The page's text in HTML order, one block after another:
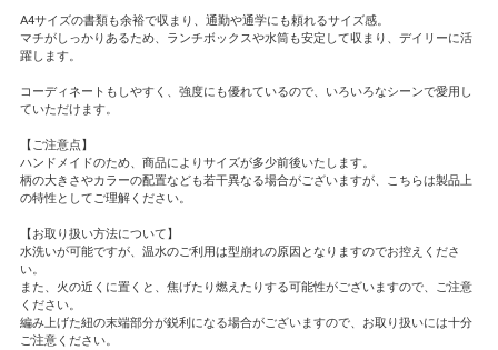
A4サイズの書類も余裕で収まり、通勤や通学にも頼れるサイズ感。
マチがしっかりあるため、ランチボックスや水筒も安定して収まり、デイリーに活
躍します。
コーディネートもしやすく、強度にも優れているので、いろいろなシーンで愛用し
ていただけます。
【ご注意点】
ハンドメイドのため、商品によりサイズが多少前後いたします。
柄の大きさやカラーの配置なども若干異なる場合がございますが、こちらは製品上
の特性としてご理解ください。
【お取り扱い方法について】
水洗いが可能ですが、温水のご利用は型崩れの原因となりますのでお控えくださ
い。
また、火の近くに置くと、焦げたり燃えたりする可能性がございますので、ご注意
ください。
編み上げた紐の末端部分が鋭利になる場合がございますので、お取り扱いには十分
ご注意ください。